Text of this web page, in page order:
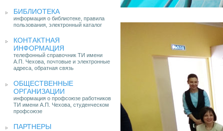
БИБЛИОТЕКА
информация о библиотеке, правила
пользования, электронный каталог
КОНТАКТНАЯ
ИНФОРМАЦИЯ
телефонный справочник ТИ имени
А.П. Чехова, почтовые и электронные
адреса, обратная связь
ОБЩЕСТВЕННЫЕ
ОРГАНИЗАЦИИ
информация о профсоюзе работников
ТИ имени А.П. Чехова, студенческом
профсоюзе
ПАРТНЕРЫ